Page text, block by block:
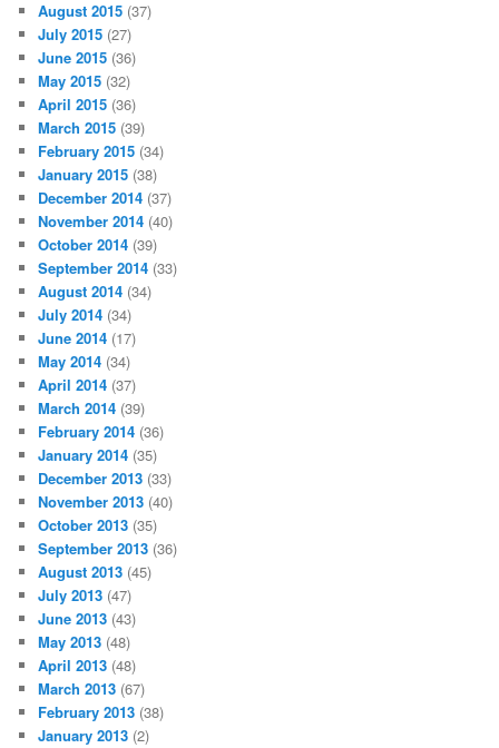
August 2015 (37)
July 2015 (27)
June 2015 (36)
May 2015 (32)
April 2015 (36)
March 2015 (39)
February 2015 (34)
January 2015 (38)
December 2014 (37)
November 2014 (40)
October 2014 (39)
September 2014 (33)
August 2014 (34)
July 2014 (34)
June 2014 (17)
May 2014 (34)
April 2014 (37)
March 2014 (39)
February 2014 (36)
January 2014 (35)
December 2013 (33)
November 2013 (40)
October 2013 (35)
September 2013 (36)
August 2013 (45)
July 2013 (47)
June 2013 (43)
May 2013 (48)
April 2013 (48)
March 2013 (67)
February 2013 (38)
January 2013 (2)